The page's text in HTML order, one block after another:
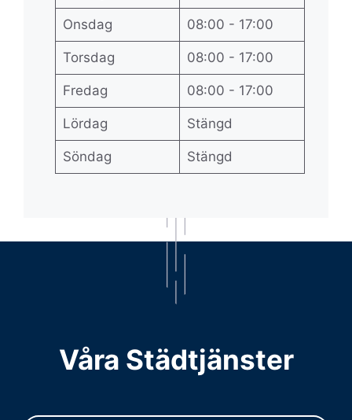
Onsdag 08:00 - 17:00
Torsdag 08:00 - 17:00
Fredag 08:00 - 17:00
Lördag Stängd
Söndag Stängd
Våra Städtjänster